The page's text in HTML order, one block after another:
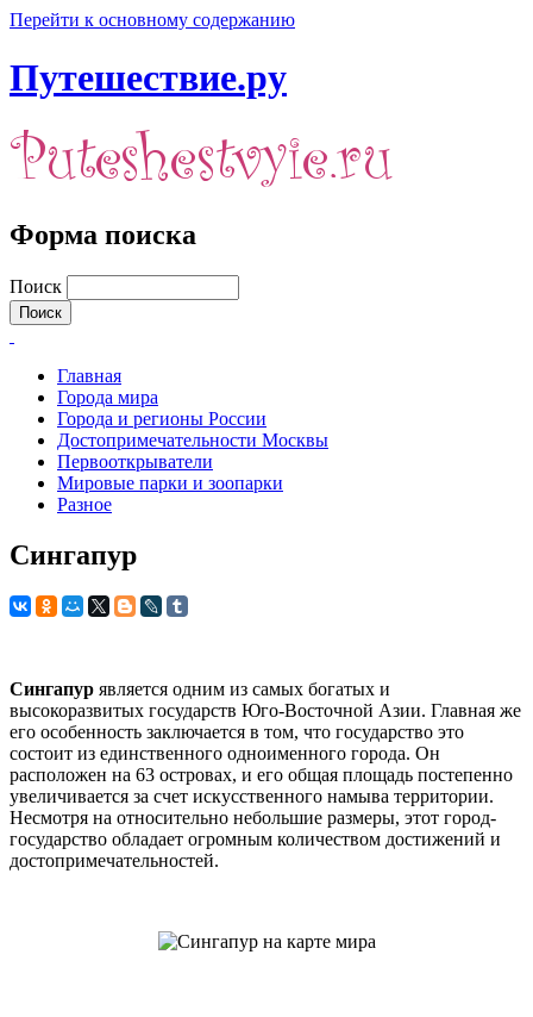
Перейти к основному содержанию
Путешествие.ру
Форма поиска
Поиск
Главная
Города мира
Города и регионы России
Достопримечательности Москвы
Первооткрыватели
Мировые парки и зоопарки
Разное
Сингапур
Сингапур является одним из самых богатых и
высокоразвитых государств Юго-Восточной Азии. Главная же
его особенность заключается в том, что государство это
состоит из единственного одноименного города. Он
расположен на 63 островах, и его общая площадь постепенно
увеличивается за счет искусственного намыва территории.
Несмотря на относительно небольшие размеры, этот город-
государство обладает огромным количеством достижений и
достопримечательностей.